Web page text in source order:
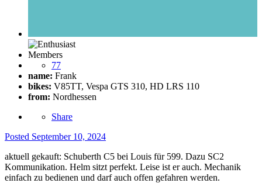
Members
77
name: Frank
bikes: V85TT, Vespa GTS 310, HD LRS 110
from: Nordhessen
Share
Posted September 10, 2024
aktuell gekauft: Schuberth C5 bei Louis für 599. Dazu SC2
Kommunikation. Helm sitzt perfekt. Leise ist er auch. Mechanik
einfach zu bedienen und darf auch offen gefahren werden.